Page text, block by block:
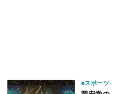
eスポーツ